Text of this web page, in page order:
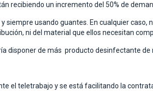
recibiendo un incremento del 50% de
siempre usando guantes. En cualquier
ni del material que ellos necesitan
disponer de más producto desinfectante de
el teletrabajo y se está facilitando la